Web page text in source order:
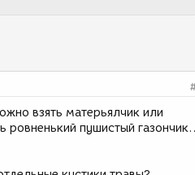
взять матерьялчик или
ровненький пушистый